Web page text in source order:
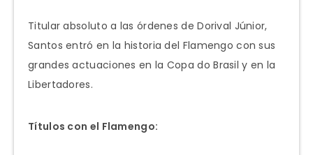
Titular absoluto a las órdenes de Dorival Júnior,
Santos entró en la historia del Flamengo con sus
grandes actuaciones en la Copa do Brasil y en la
Libertadores.
Títulos con el Flamengo: